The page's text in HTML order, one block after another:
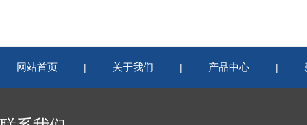
网站首页 | 关于我们 | 产品中心 |